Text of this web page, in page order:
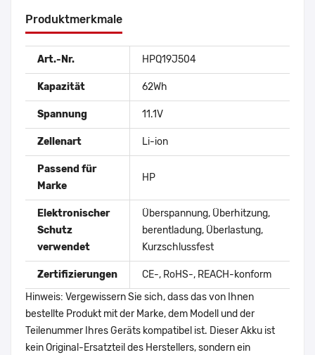
Produktmerkmale
Art.-Nr. HPQ19J504
Kapazität 62Wh
Spannung 11.1V
Zellenart Li-ion
Passend für
Marke
HP
Elektronischer
Schutz
verwendet
Überspannung, Überhitzung,
berentladung, Überlastung,
Kurzschlussfest
Zertifizierungen
CE-, RoHS-, REACH-konform
Hinweis: Vergewissern Sie sich, dass das von Ihnen
bestellte Produkt mit der Marke, dem Modell und der
Teilenummer Ihres Geräts kompatibel ist. Dieser Akku ist
kein Original-Ersatzteil des Herstellers, sondern ein